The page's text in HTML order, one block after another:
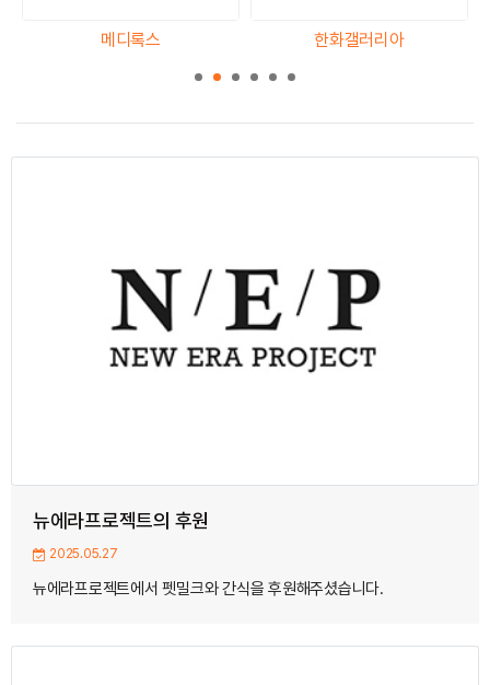
메디록스 한화갤러리아
뉴에라프로젝트의 후원
2025.05.27
뉴에라프로젝트에서 펫밀크와 간식을 후원해주셨습니다.